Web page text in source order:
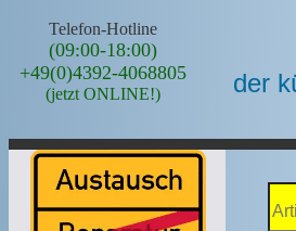
Telefon-Hotline
(09:00-18:00)
+49(0)4392-4068805
(jetzt ONLINE!) der